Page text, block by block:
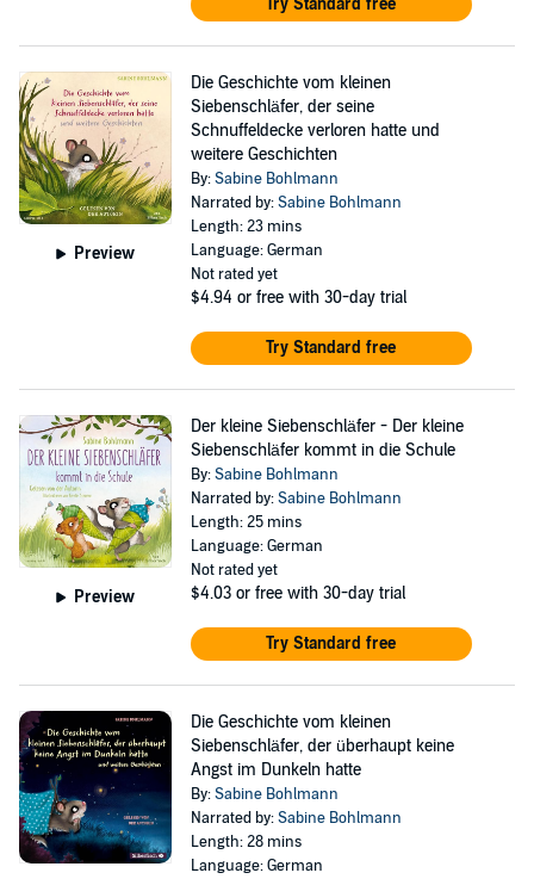
Try Standard free
Preview
Die Geschichte vom kleinen
Siebenschläfer, der seine
Schnuffeldecke verloren hatte und
weitere Geschichten
By:Sabine Bohlmann
Narrated by:Sabine Bohlmann
Length: 23 mins
Language: German
Not rated yet
$4.94 or free with 30-day trial
Try Standard free
Preview
Der kleine Siebenschläfer - Der kleine
Siebenschläfer kommt in die Schule
By:Sabine Bohlmann
Narrated by:Sabine Bohlmann
Length: 25 mins
Language: German
Not rated yet
$4.03 or free with 30-day trial
Try Standard free
Die Geschichte vom kleinen
Siebenschläfer, der überhaupt keine
Angst im Dunkeln hatte
By:Sabine Bohlmann
Narrated by:Sabine Bohlmann
Length: 28 mins
Language: German